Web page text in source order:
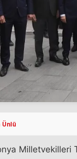
Ünlü
Milletvekilleri